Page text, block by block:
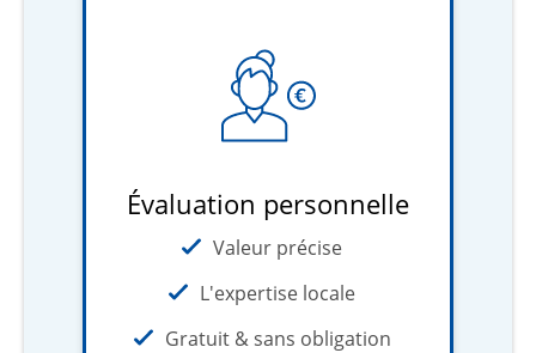
Évaluation personnelle
Valeur précise
L'expertise locale
Gratuit & sans obligation